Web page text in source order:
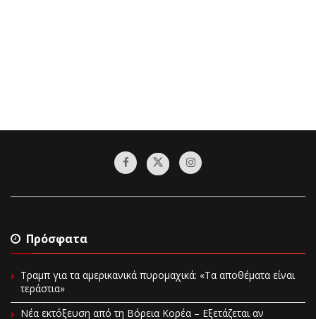
Πρόσφατα
Τραμπ για τα αμερικανικά πυρομαχικά: «Τα αποθέματα είναι
τεράστια»
Νέα εκτόξευση από τη Βόρεια Κορέα – Εξετάζεται αν